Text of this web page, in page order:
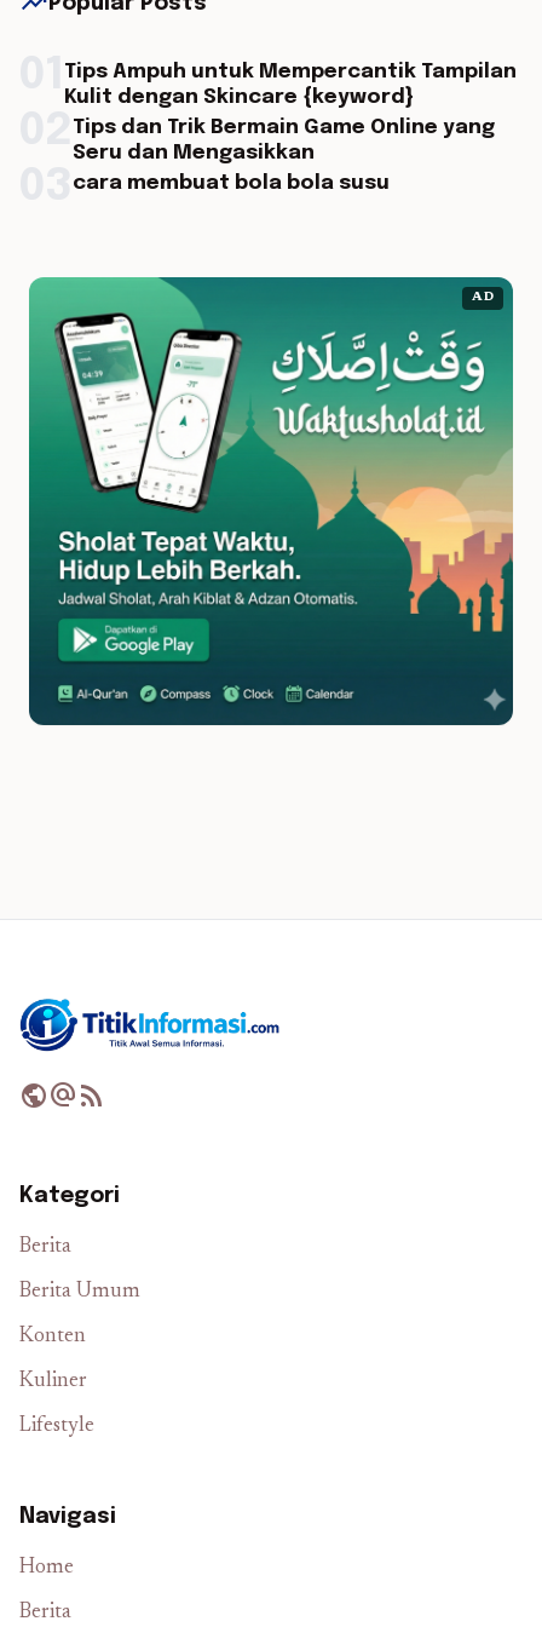
Tips Ampuh untuk Mempercantik Tampilan
Kulit dengan Skincare {keyword}
Tips dan Trik Bermain Game Online yang
Seru dan Mengasikkan
cara membuat bola bola susu
AD
publicalternate_emailrss_feed
Kategori
Berita
Berita Umum
Konten
Kuliner
Lifestyle
Navigasi
Home
Berita